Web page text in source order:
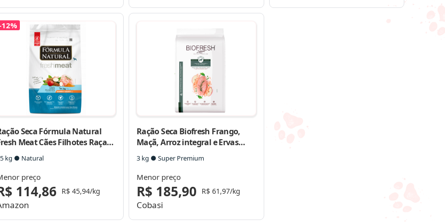
Seca Fórmula Natural
Meat Cães Filhotes Raças
e Gigantes
kg ● Natural
preço
114,86 R$ 45,94/kg
Ração Seca Biofresh Frango,
Maçã, Arroz integral e Ervas
Cães Adultos Raças Grandes e
Gigantes
3 kg ● Super Premium
Menor preço
R$ 185,90 R$ 61,97/kg
Cobasi